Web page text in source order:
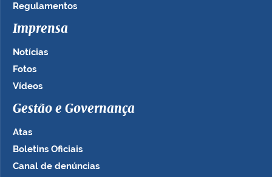
Regulamentos
Imprensa
Notícias
Fotos
Vídeos
Gestão e Governança
Atas
Boletins Oficiais
Canal de denúncias